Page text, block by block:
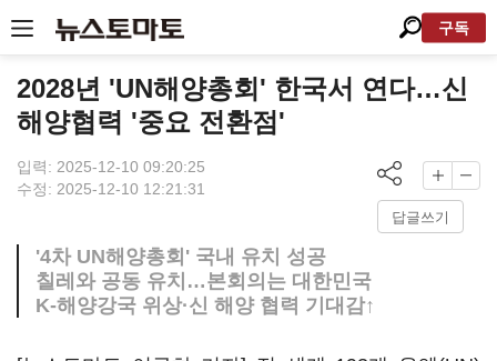
구독
2028년 'UN해양총회' 한국서 연다…신
해양협력 '중요 전환점'
입력: 2025-12-10 09:20:25
수정: 2025-12-10 12:21:31
답글쓰기
'4차 UN해양총회' 국내 유치 성공
칠레와 공동 유치…본회의는 대한민국
K-해양강국 위상·신 해양 협력 기대감↑